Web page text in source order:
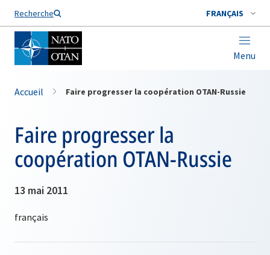
Recherche FRANÇAIS
Menu
Nom de famille*
Accueil Faire progresser la coopération OTAN-Russie
Faire progresser la
coopération OTAN-Russie
13 mai 2011